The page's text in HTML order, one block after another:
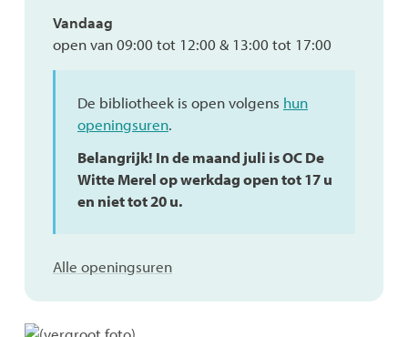
vrijetijdsdienst
vrijetijdsdienst
Vandaag
open van09:00 tot 12:00 & 13:00 tot 17:00
De bibliotheek is open volgens hun
openingsuren.
Belangrijk! In de maand juli is OC De
Witte Merel op werkdag open tot 17 u
en niet tot 20 u.
Alle openingsurenUiT